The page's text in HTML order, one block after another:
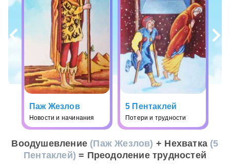
Паж Жезлов
Новости и начинания
5 Пентаклей
Потери и трудности
Воодушевление (Паж Жезлов) + Нехватка (5
Пентаклей) = Преодоление трудностей